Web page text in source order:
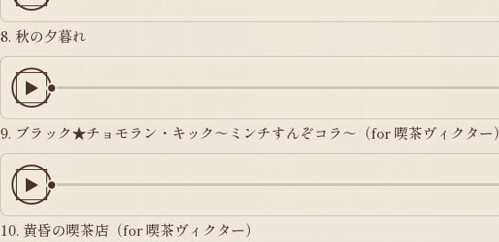
8. 秋の夕暮れ
9. ブラック★チョモラン・キック～ミンチすんぞコラ～（for 喫茶ヴィクター）
10. 黄昏の喫茶店（for 喫茶ヴィクター）